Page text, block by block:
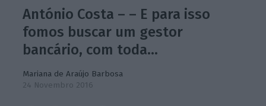
António Costa – – E para isso
fomos buscar um gestor
bancário, com toda…
Mariana de Araújo Barbosa
24 Novembro 2016